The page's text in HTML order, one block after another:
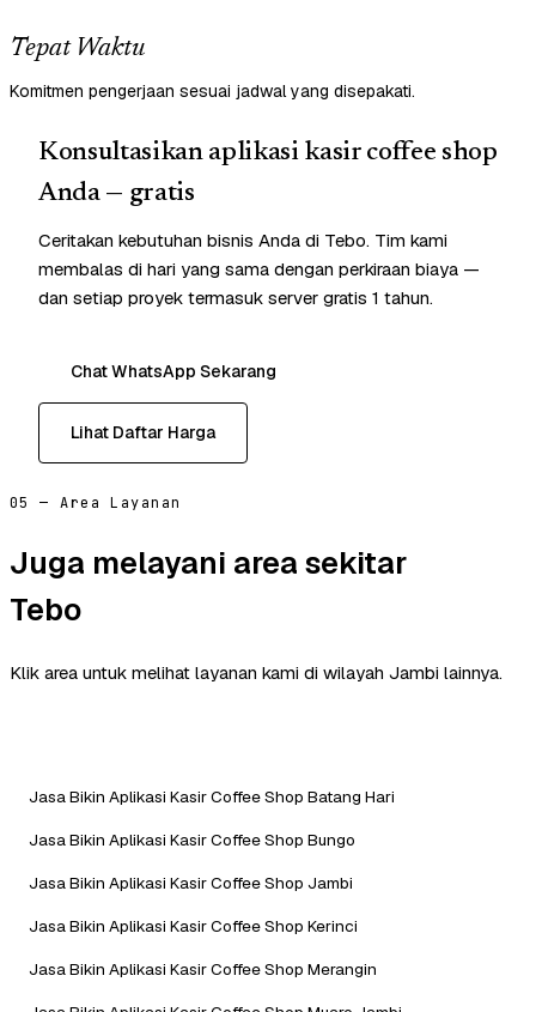
Tepat Waktu
Komitmen pengerjaan sesuai jadwal yang disepakati.
Konsultasikan aplikasi kasir coffee shop
Anda — gratis
Ceritakan kebutuhan bisnis Anda di Tebo. Tim kami
membalas di hari yang sama dengan perkiraan biaya —
dan setiap proyek termasuk server gratis 1 tahun.
Chat WhatsApp Sekarang
Lihat Daftar Harga
05 — Area Layanan
Juga melayani area sekitar
Tebo
Klik area untuk melihat layanan kami di wilayah Jambi lainnya.
Jasa Bikin Aplikasi Kasir Coffee Shop Batang Hari
Jasa Bikin Aplikasi Kasir Coffee Shop Bungo
Jasa Bikin Aplikasi Kasir Coffee Shop Jambi
Jasa Bikin Aplikasi Kasir Coffee Shop Kerinci
Jasa Bikin Aplikasi Kasir Coffee Shop Merangin